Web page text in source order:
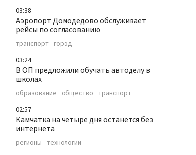
03:38
Аэропорт Домодедово обслуживает
рейсы по согласованию
транспорт город
03:24
В ОП предложили обучать автоделу в
школах
образование общество транспорт
02:57
Камчатка на четыре дня останется без
интернета
регионы технологии